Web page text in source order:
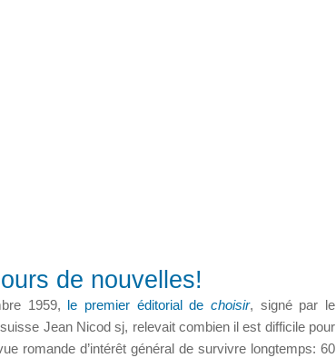
de nouvelles!
1959, le premier éditorial dechoisir, signé par le
Jean Nicod sj, relevait combien il est difficile pour
romande d’intérêt général de survivre longtemps: 60